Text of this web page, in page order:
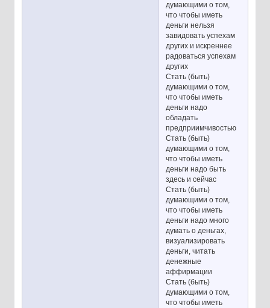
думающими о том,
что чтобы иметь
деньги нельзя
завидовать успехам
других и искреннее
радоваться успехам
других
Стать (быть)
думающими о том,
что чтобы иметь
деньги надо
обладать
предприимчивостью
Стать (быть)
думающими о том,
что чтобы иметь
деньги надо быть
здесь и сейчас
Стать (быть)
думающими о том,
что чтобы иметь
деньги надо много
думать о деньгах,
визуализировать
деньги, читать
денежные
аффирмации
Стать (быть)
думающими о том,
что чтобы иметь